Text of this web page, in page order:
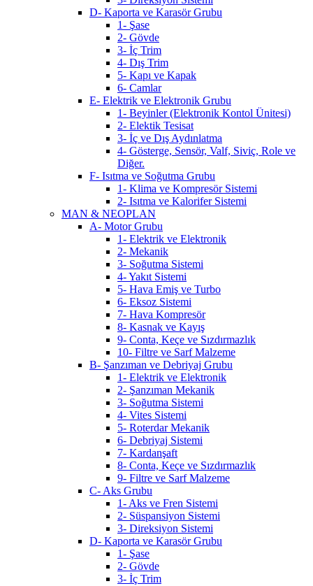
D- Kaporta ve Karasör Grubu
1- Şase
2- Gövde
3- İç Trim
4- Dış Trim
5- Kapı ve Kapak
6- Camlar
E- Elektrik ve Elektronik Grubu
1- Beyinler (Elektronik Kontol Ünitesi)
2- Elektik Tesisat
3- İç ve Dış Aydınlatma
4- Gösterge, Sensör, Valf, Siviç, Role ve
Diğer.
F- Isıtma ve Soğutma Grubu
1- Klima ve Kompresör Sistemi
2- Isıtma ve Kalorifer Sistemi
MAN & NEOPLAN
A- Motor Grubu
1- Elektrik ve Elektronik
2- Mekanik
3- Soğutma Sistemi
4- Yakıt Sistemi
5- Hava Emiş ve Turbo
6- Eksoz Sistemi
7- Hava Kompresör
8- Kasnak ve Kayış
9- Conta, Keçe ve Sızdırmazlık
10- Filtre ve Sarf Malzeme
B- Şanzıman ve Debriyaj Grubu
1- Elektrik ve Elektronik
2- Şanzıman Mekanik
3- Soğutma Sistemi
4- Vites Sistemi
5- Roterdar Mekanik
6- Debriyaj Sistemi
7- Kardanşaft
8- Conta, Keçe ve Sızdırmazlık
9- Filtre ve Sarf Malzeme
C- Aks Grubu
1- Aks ve Fren Sistemi
2- Süspansiyon Sistemi
3- Direksiyon Sistemi
D- Kaporta ve Karasör Grubu
1- Şase
2- Gövde
3- İç Trim